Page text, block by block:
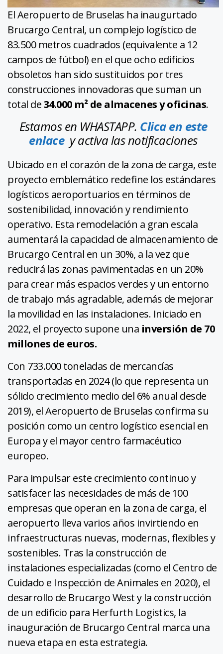
El Aeropuerto de Bruselas ha inaugurtado
Brucargo Central, un complejo logístico de
83.500 metros cuadrados (equivalente a 12
campos de fútbol) en el que ocho edificios
obsoletos han sido sustituidos por tres
construcciones innovadoras que suman un
total de34.000 m² de almacenes y oficinas.
Estamos en WHASTAPP. Clica en este
enlacey activa las notificaciones
Ubicado en el corazón de la zona de carga, este
proyecto emblemático redefine los estándares
logísticos aeroportuarios en términos de
sostenibilidad, innovación y rendimiento
operativo. Esta remodelación a gran escala
aumentará la capacidad de almacenamiento de
Brucargo Central en un 30%, a la vez que
reducirá las zonas pavimentadas en un 20%
para crear más espacios verdes y un entorno
de trabajo más agradable, además de mejorar
la movilidad en las instalaciones. Iniciado en
2022, el proyecto supone una inversión de 70
millones de euros.
Con 733.000 toneladas de mercancías
transportadas en 2024 (lo que representa un
sólido crecimiento medio del 6% anual desde
2019), el Aeropuerto de Bruselas confirma su
posición como un centro logístico esencial en
Europa y el mayor centro farmacéutico
europeo.
Para impulsar este crecimiento continuo y
satisfacer las necesidades de más de 100
empresas que operan en la zona de carga, el
aeropuerto lleva varios años invirtiendo en
infraestructuras nuevas, modernas, flexibles y
sostenibles. Tras la construcción de
instalaciones especializadas (como el Centro de
Cuidado e Inspección de Animales en 2020), el
desarrollo de Brucargo West y la construcción
de un edificio para Herfurth Logistics, la
inauguración de Brucargo Central marca una
nueva etapa en esta estrategia.